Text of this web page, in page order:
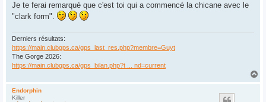
Je te ferai remarqué que c'est toi qui a commencé la chicane avec le
"clark form".
Derniers résultats:
https://main.clubgps.ca/gps_last_res.php?membre=Guyt
The Gorge 2026:
https://main.clubgps.ca/gps_bilan.php?t ... nd=current
a
Endorphin
Killer